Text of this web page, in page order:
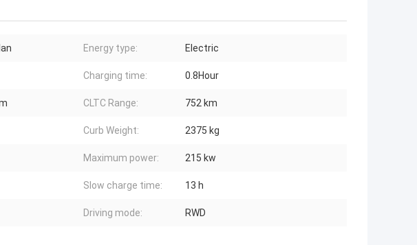
Energy type: Electric
Charging time: 0.8Hour
CLTC Range: 752 km
Curb Weight: 2375 kg
Maximum power: 215 kw
Slow charge time: 13 h
Driving mode: RWD